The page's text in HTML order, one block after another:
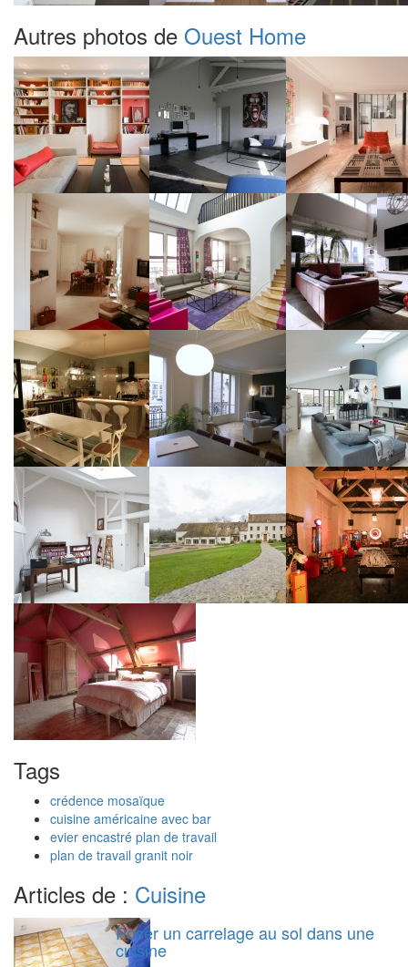
Autres photos de Ouest Home
Tags
crédence mosaïque
cuisine américaine avec bar
evier encastré plan de travail
plan de travail granit noir
Articles de : Cuisine
Poser un carrelage au sol dans une
cuisine